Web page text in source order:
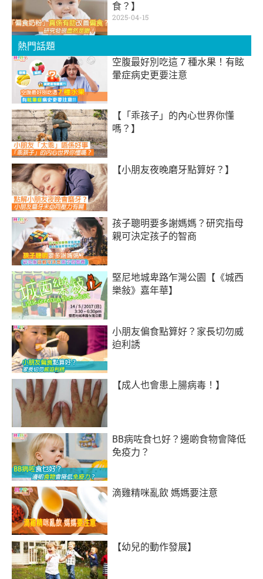
食？】
2025-04-15
熱門話題
空腹最好別吃這 7 種水果！有眩
暈症病史更要注意
【「乖孩子」的內心世界你懂
嗎？】
【小朋友夜晚磨牙點算好？】
孩子聰明要多謝媽媽？研究指母
親可決定孩子的智商
堅尼地城卑路乍灣公園【《城西
樂敍》嘉年華】
小朋友偏食點算好？家長切勿威
迫利誘
【成人也會患上腸病毒！】
BB病咗食乜好？邊啲食物會降低
免疫力？
滴雞精咪亂飲 媽媽要注意
【幼兒的動作發展】